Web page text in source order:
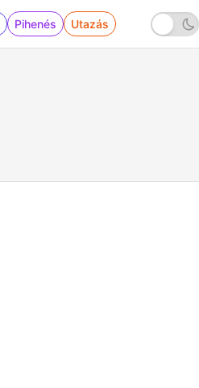
Pihenés Utazás